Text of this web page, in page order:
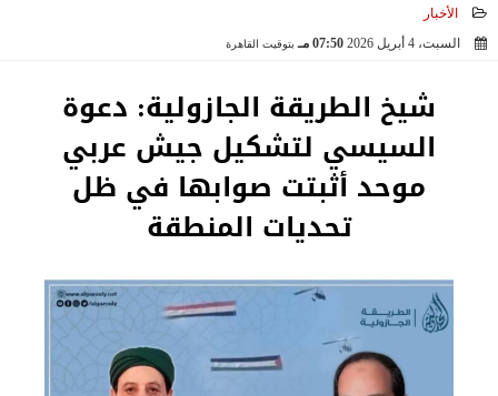
الأخبار
السبت، 4 أبريل 2026
07:50 مـ بتوقيت القاهرة
شيخ الطريقة الجازولية: دعوة
السيسي لتشكيل جيش عربي
موحد أثبتت صوابها في ظل
تحديات المنطقة